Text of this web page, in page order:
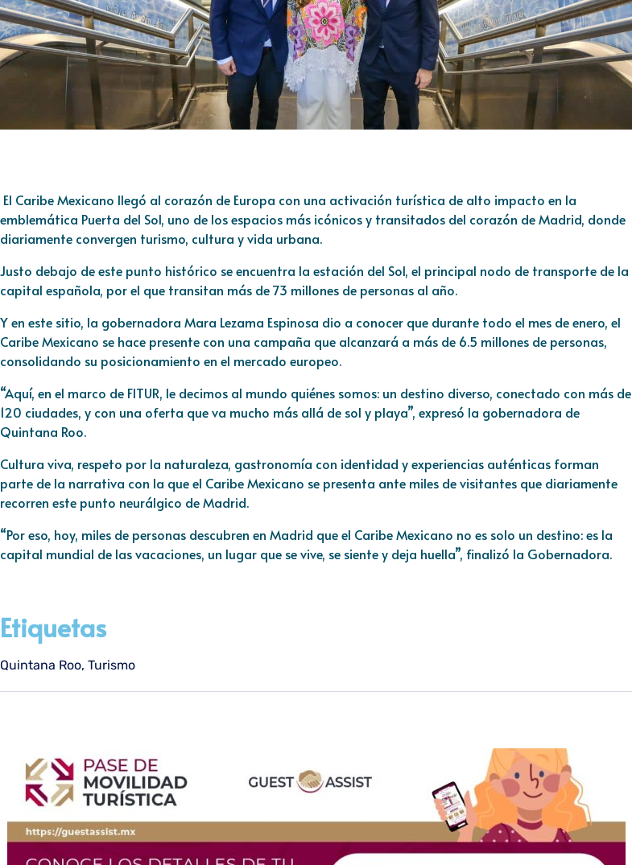
El Caribe Mexicano llegó al corazón de Europa con una activación turística de alto impacto en la
emblemática Puerta del Sol, uno de los espacios más icónicos y transitados del corazón de Madrid, donde
diariamente convergen turismo, cultura y vida urbana.
Justo debajo de este punto histórico se encuentra la estación del Sol, el principal nodo de transporte de la
capital española, por el que transitan más de 73 millones de personas al año.
Y en este sitio, la gobernadora Mara Lezama Espinosa dio a conocer que durante todo el mes de enero, el
Caribe Mexicano se hace presente con una campaña que alcanzará a más de 6.5 millones de personas,
consolidando su posicionamiento en el mercado europeo.
“Aquí, en el marco de FITUR, le decimos al mundo quiénes somos: un destino diverso, conectado con más de
120 ciudades, y con una oferta que va mucho más allá de sol y playa”, expresó la gobernadora de
Quintana Roo.
Cultura viva, respeto por la naturaleza, gastronomía con identidad y experiencias auténticas forman
parte de la narrativa con la que el Caribe Mexicano se presenta ante miles de visitantes que diariamente
recorren este punto neurálgico de Madrid.
“Por eso, hoy, miles de personas descubren en Madrid que el Caribe Mexicano no es solo un destino: es la
capital mundial de las vacaciones, un lugar que se vive, se siente y deja huella”, finalizó la Gobernadora.
Etiquetas
Quintana Roo, Turismo